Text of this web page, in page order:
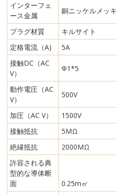
インターフェ
ース金属
銅ニッケルメッキ
プラグ材質
キルサイト
定格電流（A)
5A
接触DC（AC
V）
Φ1*5
動作電圧（AC
V）
500V
加圧（AC V）
1500V
接触抵抗
5MΩ
絶縁抵抗
2000MΩ
許容される典
型的な導体断
面
0.25m㎡